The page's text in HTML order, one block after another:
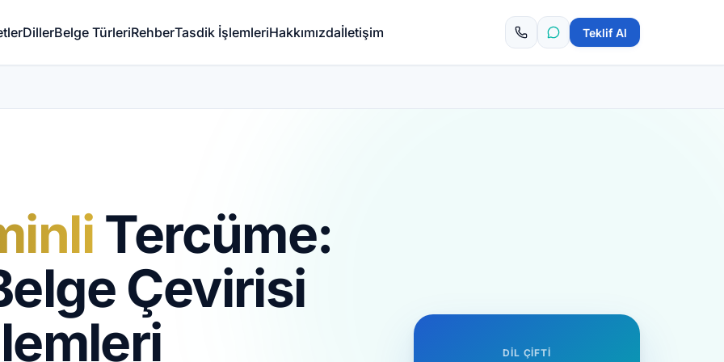
DillerBelge TürleriRehberTasdik İşlemleriHakkımızdaİletişim Teklif Al
Tercüme:
Çevirisi
DIL ÇIFTI